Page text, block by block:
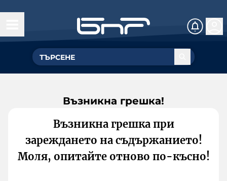
Възникна грешка!
Възникна грешка при
зареждането на съдържанието!
Моля, опитайте отново по-късно!